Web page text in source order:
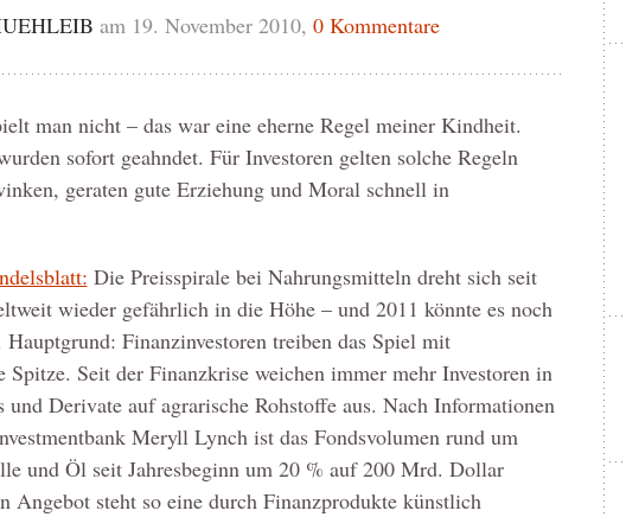
am 19. November 2010, 0 Kommentare
man nicht – das war eine eherne Regel meiner Kindheit.
sofort geahndet. Für Investoren gelten solche Regeln
geraten gute Erziehung und Moral schnell in
Die Preisspirale bei Nahrungsmitteln dreht sich seit
wieder gefährlich in die Höhe – und 2011 könnte es noch
Hauptgrund: Finanzinvestoren treiben das Spiel mit
Spitze. Seit der Finanzkrise weichen immer mehr Investoren in
Derivate auf agrarische Rohstoffe aus. Nach Informationen
Meryll Lynch ist das Fondsvolumen rund um
und Öl seit Jahresbeginn um 20 % auf 200 Mrd. Dollar
Angebot steht so eine durch Finanzprodukte künstlich